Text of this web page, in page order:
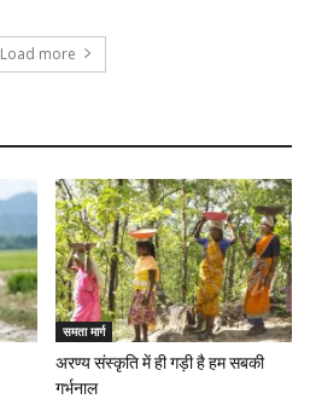
Load more
समता मार्ग
अरण्य संस्कृति में ही गड़ी है हम सबकी
गर्भनाल